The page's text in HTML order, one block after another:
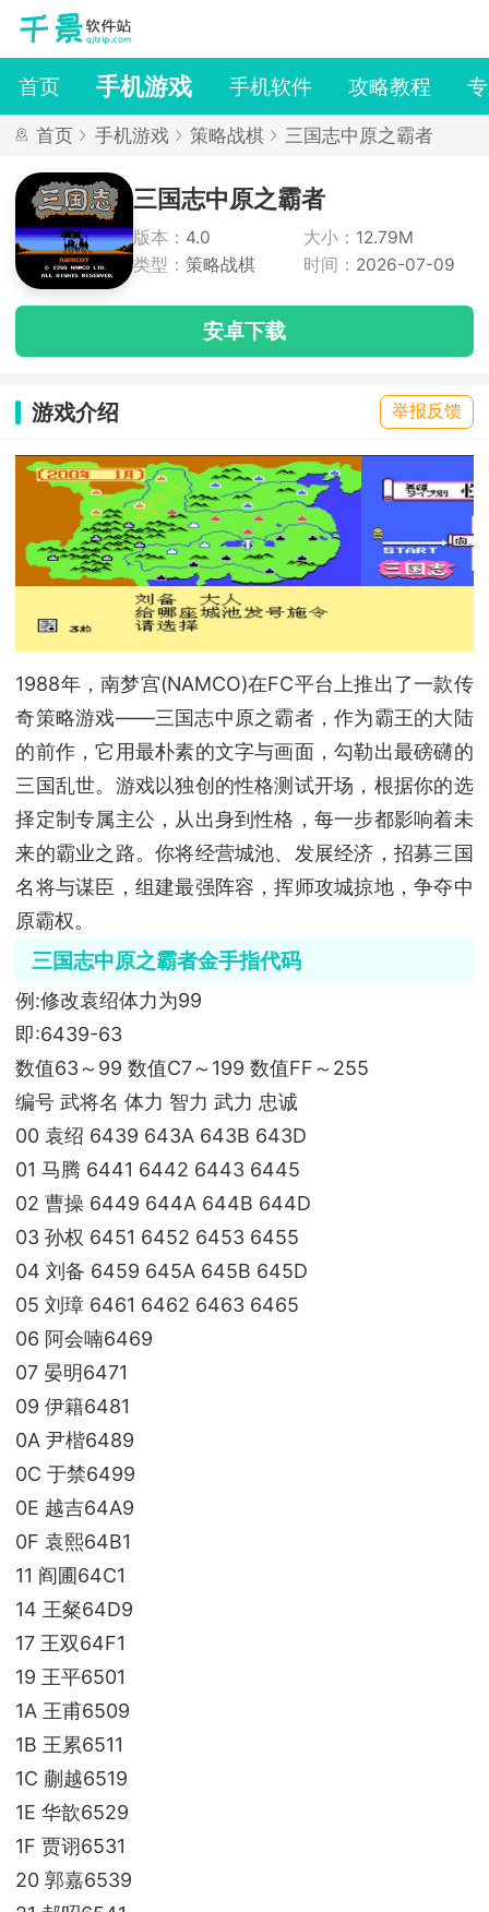
首页 手机游戏 手机软件 攻略教程
首页 手机游戏 策略战棋 三国志中原之霸者
三国志中原之霸者
版本： 4.0 大小： 12.79M
类型： 策略战棋 时间： 2026-07-09
安卓下载
游戏介绍 举报反馈
1988年，南梦宫(NAMCO)在FC平台上推出了一款传
奇策略游戏——三国志中原之霸者，作为霸王的大陆
的前作，它用最朴素的文字与画面，勾勒出最磅礴的
三国乱世。游戏以独创的性格测试开场，根据你的选
择定制专属主公，从出身到性格，每一步都影响着未
来的霸业之路。你将经营城池、发展经济，招募三国
名将与谋臣，组建最强阵容，挥师攻城掠地，争夺中
原霸权。
三国志中原之霸者金手指代码
例:修改袁绍体力为99
即:6439-63
数值63～99 数值C7～199 数值FF～255
编号 武将名 体力 智力 武力 忠诚
00 袁绍 6439 643A 643B 643D
01 马腾 6441 6442 6443 6445
02 曹操 6449 644A 644B 644D
03 孙权 6451 6452 6453 6455
04 刘备 6459 645A 645B 645D
05 刘璋 6461 6462 6463 6465
06 阿会喃6469
07 晏明6471
09 伊籍6481
0A 尹楷6489
0C 于禁6499
0E 越吉64A9
0F 袁熙64B1
11 阎圃64C1
14 王粲64D9
17 王双64F1
19 王平6501
1A 王甫6509
1B 王累6511
1C 蒯越6519
1E 华歆6529
1F 贾诩6531
20 郭嘉6539